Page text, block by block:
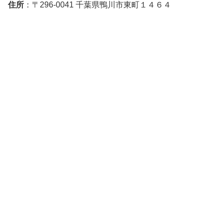
住所 ：〒296-0041 千葉県鴨川市東町１４６４